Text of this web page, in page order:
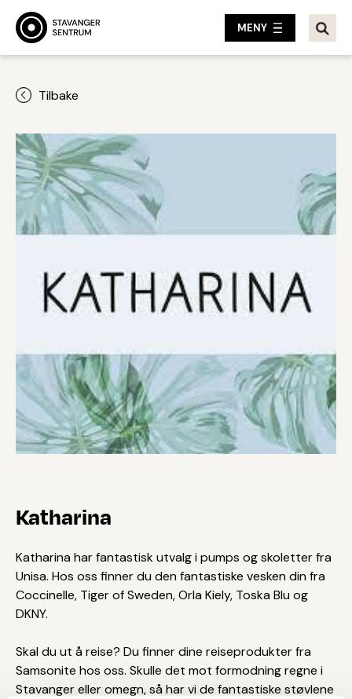
MENY
Tilbake
Katharina
Katharina har fantastisk utvalg i pumps og skoletter fra
Unisa. Hos oss finner du den fantastiske vesken din fra
Coccinelle, Tiger of Sweden, Orla Kiely, Toska Blu og
DKNY.
Skal du ut å reise? Du finner dine reiseprodukter fra
Samsonite hos oss. Skulle det mot formodning regne i
Stavanger eller omegn, så har vi de fantastiske støvlene